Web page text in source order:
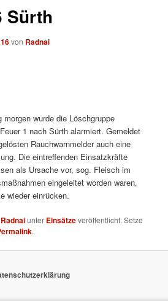
Sürth
von Radnai
wurde die Löschgruppe
1 nach Sürth alarmiert. Gemeldet
Rauchwarnmelder auch eine
Die eintreffenden Einsatzkräfte
als Ursache vor, sog. Fleisch im
eingeleitet worden waren,
wieder einrücken.
Radnaiunter Einsätzeveröffentlicht. Setze
.